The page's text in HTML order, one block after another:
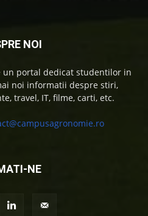
NOI
un portal dedicat studentilor in
noi informatii despre stiri,
travel, IT, filme, carti, etc.
NE